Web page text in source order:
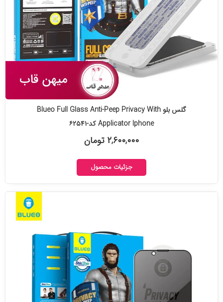
گلس بلو Blueo Full Glass Anti-Peep Privacy With
Applicator Iphone کد-۶۲۵۴۱
۲,۶۰۰,۰۰۰ تومان
جزئیات محصول